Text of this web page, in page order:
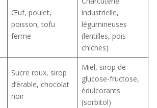
Œuf, poulet,
poisson, tofu
ferme
industrielle,
légumineuses
(lentilles, pois
chiches)
Sucre roux, sirop
d’érable, chocolat
noir
Miel, sirop de
glucose-fructose,
édulcorants
(sorbitol)